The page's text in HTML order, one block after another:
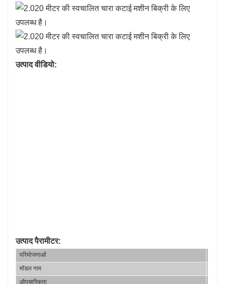
उत्पाद वीडियो:
उत्पाद पैरामीटर:
परियोजनाओं
मॉडल नाम
औपचारिकता